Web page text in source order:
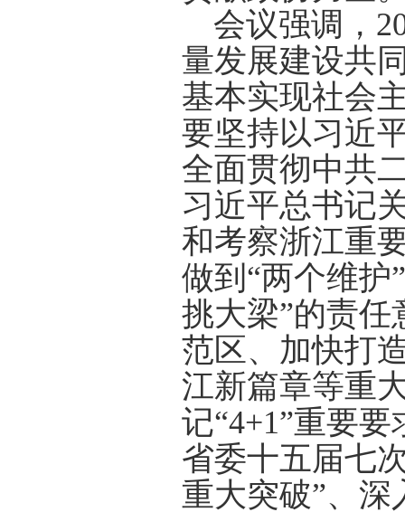
会议强调，
量发展建设共
基本实现社会
要坚持以习近
全面贯彻中共
习近平总书记
和考察浙江重
做到“两个维护
挑大梁”的责
范区、加快打
江新篇章等重
记“4+1”重要要
省委十五届七
重大突破”、深